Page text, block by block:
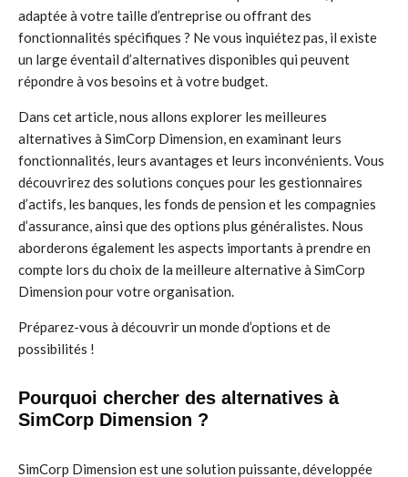
adaptée à votre taille d’entreprise ou offrant des
fonctionnalités spécifiques ? Ne vous inquiétez pas, il existe
un large éventail d’alternatives disponibles qui peuvent
répondre à vos besoins et à votre budget.
Dans cet article, nous allons explorer les meilleures
alternatives à SimCorp Dimension, en examinant leurs
fonctionnalités, leurs avantages et leurs inconvénients. Vous
découvrirez des solutions conçues pour les gestionnaires
d’actifs, les banques, les fonds de pension et les compagnies
d’assurance, ainsi que des options plus généralistes. Nous
aborderons également les aspects importants à prendre en
compte lors du choix de la meilleure alternative à SimCorp
Dimension pour votre organisation.
Préparez-vous à découvrir un monde d’options et de
possibilités !
Pourquoi chercher des alternatives à
SimCorp Dimension ?
SimCorp Dimension est une solution puissante, développée